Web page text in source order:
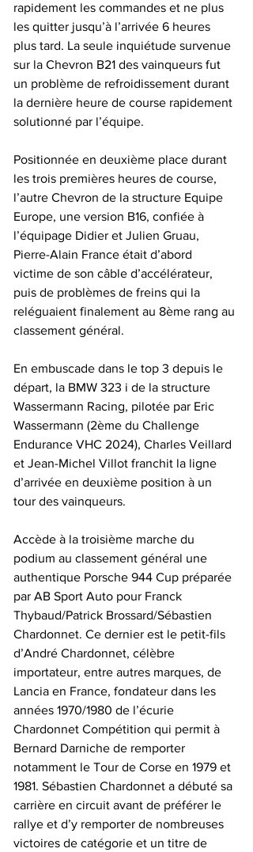
rapidement les commandes et ne plus
les quitter jusqu’à l’arrivée 6 heures
plus tard. La seule inquiétude survenue
sur la Chevron B21 des vainqueurs fut
un problème de refroidissement durant
la dernière heure de course rapidement
solutionné par l’équipe.
Positionnée en deuxième place durant
les trois premières heures de course,
l’autre Chevron de la structure Equipe
Europe, une version B16, confiée à
l’équipage Didier et Julien Gruau,
Pierre-Alain France était d’abord
victime de son câble d’accélérateur,
puis de problèmes de freins qui la
reléguaient finalement au 8ème rang au
classement général.
En embuscade dans le top 3 depuis le
départ, la BMW 323 i de la structure
Wassermann Racing, pilotée par Eric
Wassermann (2ème du Challenge
Endurance VHC 2024), Charles Veillard
et Jean-Michel Villot franchit la ligne
d’arrivée en deuxième position à un
tour des vainqueurs.
Accède à la troisième marche du
podium au classement général une
authentique Porsche 944 Cup préparée
par AB Sport Auto pour Franck
Thybaud/Patrick Brossard/Sébastien
Chardonnet. Ce dernier est le petit-fils
d’André Chardonnet, célèbre
importateur, entre autres marques, de
Lancia en France, fondateur dans les
années 1970/1980 de l’écurie
Chardonnet Compétition qui permit à
Bernard Darniche de remporter
notamment le Tour de Corse en 1979 et
1981. Sébastien Chardonnet a débuté sa
carrière en circuit avant de préférer le
rallye et d’y remporter de nombreuses
victoires de catégorie et un titre de